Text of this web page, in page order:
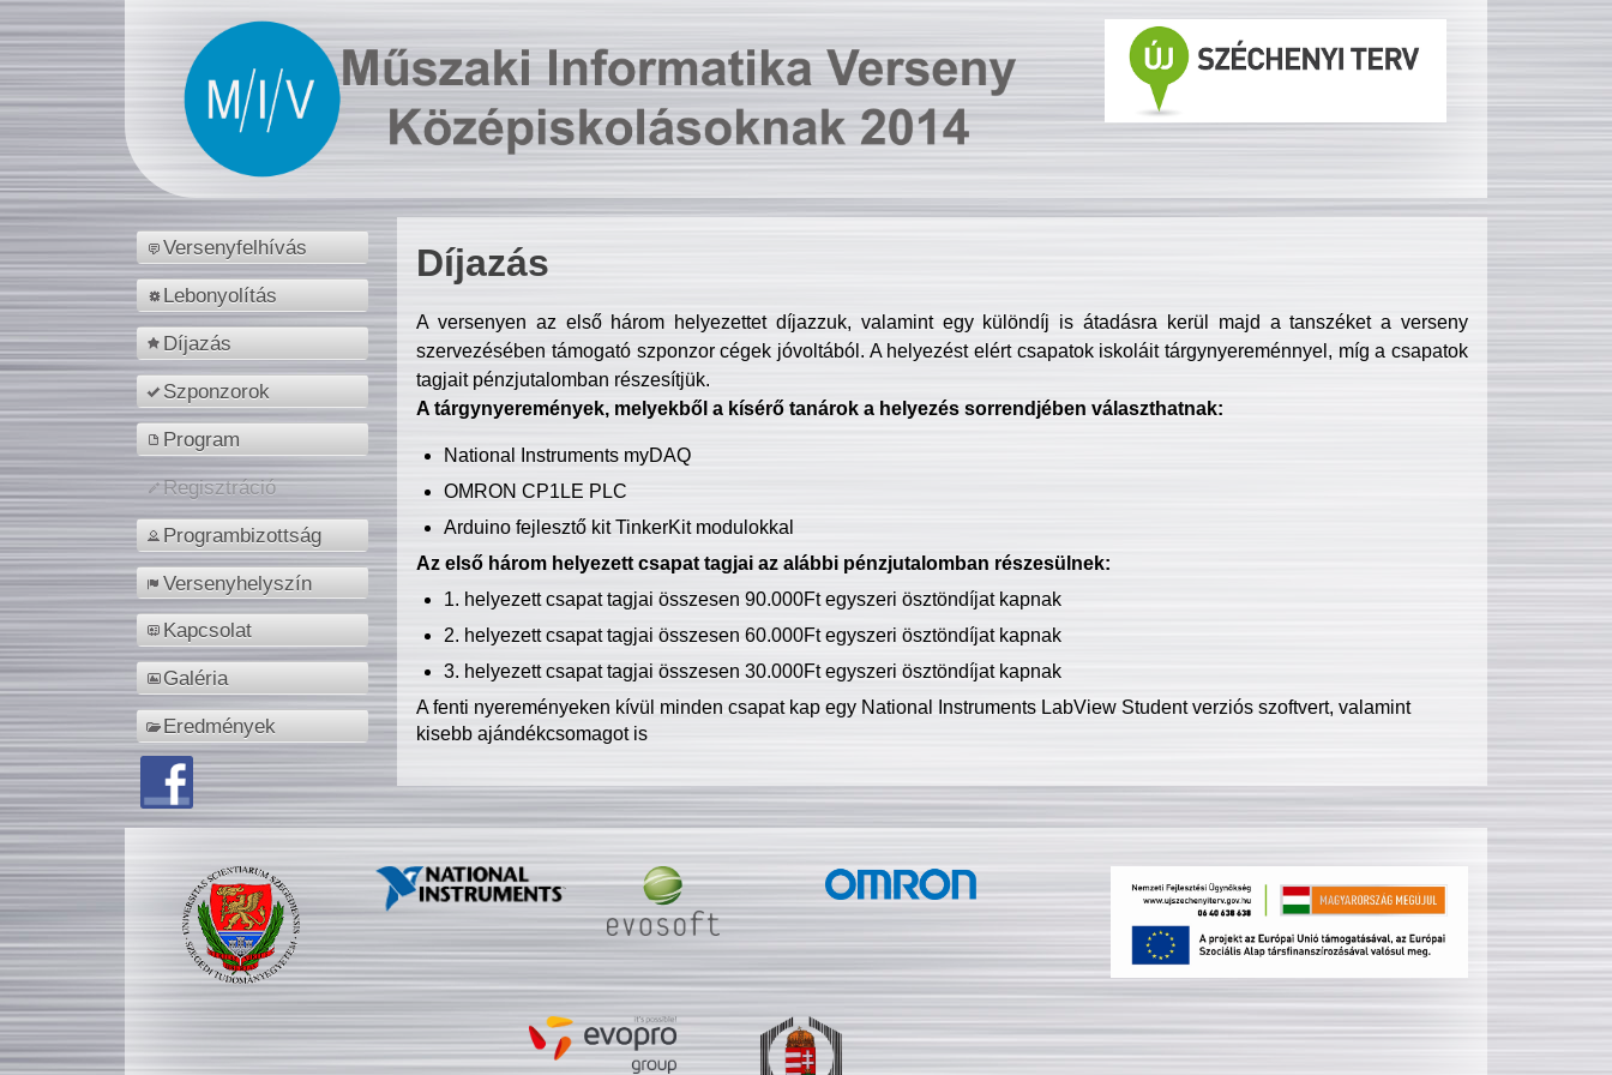
Versenyfelhívás
Lebonyolítás
Díjazás
Szponzorok
Program
Regisztráció
Programbizottság
Versenyhelyszín
Kapcsolat
Galéria
Eredmények
Díjazás
A versenyen az első három helyezettet díjazzuk, valamint egy különdíj is átadásra kerül majd a tanszéket a verseny
szervezésében támogató szponzor cégek jóvoltából. A helyezést elért csapatok iskoláit tárgynyereménnyel, míg a csapatok
tagjait pénzjutalomban részesítjük.
A tárgynyeremények, melyekből a kísérő tanárok a helyezés sorrendjében választhatnak:
National Instruments myDAQ
OMRON CP1LE PLC
Arduino fejlesztő kit TinkerKit modulokkal
Az első három helyezett csapat tagjai az alábbi pénzjutalomban részesülnek:
1. helyezett csapat tagjai összesen 90.000Ft egyszeri ösztöndíjat kapnak
2. helyezett csapat tagjai összesen 60.000Ft egyszeri ösztöndíjat kapnak
3. helyezett csapat tagjai összesen 30.000Ft egyszeri ösztöndíjat kapnak
A fenti nyereményeken kívül minden csapat kap egy National Instruments LabView Student verziós szoftvert, valamint
kisebb ajándékcsomagot is